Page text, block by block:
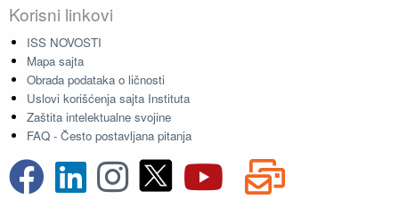
Korisni linkovi
ISS NOVOSTI
Mapa sajta
Obrada podataka o ličnosti
Uslovi korišćenja sajta Instituta
Zaštita intelektualne svojine
FAQ - Često postavljana pitanja